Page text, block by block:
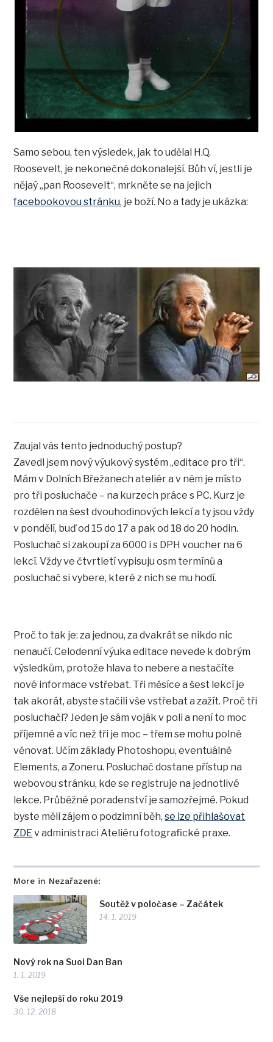
More in Nezařazené:
Soutěž v poločase – Začátek
14. 1. 2019
Nový rok na Suoi Dan Ban
1. 1. 2019
Vše nejlepší do roku 2019
30. 12. 2018
Samo sebou, ten výsledek, jak to udělal H.Q.
Roosevelt, je nekonečně dokonalejší. Bůh ví, jestli je
nějaý „pan Roosevelt“, mrkněte se na jejich
facebookovou stránku, je boží. No a tady je ukázka:
Zaujal vás tento jednoduchý postup?
Zavedl jsem nový výukový systém „editace pro tři“.
Mám v Dolních Břežanech ateliér a v něm je místo
pro tři posluchače – na kurzech práce s PC. Kurz je
rozdělen na šest dvouhodinových lekcí a ty jsou vždy
v pondělí, buď od 15 do 17 a pak od 18 do 20 hodin.
Posluchač si zakoupí za 6000 i s DPH voucher na 6
lekcí. Vždy ve čtvrtletí vypisuju osm termínů a
posluchač si vybere, které z nich se mu hodí.
Proč to tak je: za jednou, za dvakrát se nikdo nic
nenaučí. Celodenní výuka editace nevede k dobrým
výsledkům, protože hlava to nebere a nestačíte
nové informace vstřebat. Tři měsíce a šest lekcí je
tak akorát, abyste stačili vše vstřebat a zažít. Proč tři
posluchači? Jeden je sám voják v poli a není to moc
příjemné a víc než tři je moc – třem se mohu polně
věnovat. Učím základy Photoshopu, eventuálně
Elements, a Zoneru. Posluchač dostane přístup na
webovou stránku, kde se registruje na jednotlivé
lekce. Průběžné poradenství je samozřejmé. Pokud
byste měli zájem o podzimní běh,se lze přihlašovat
ZDEv administraci Ateliéru fotografické praxe.